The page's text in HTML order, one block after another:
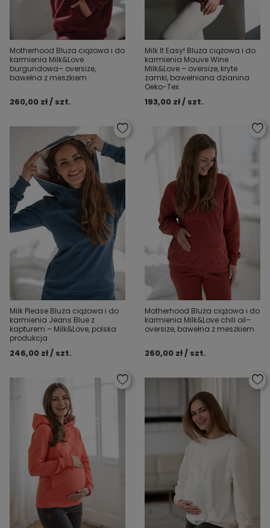
Motherhood Bluza ciążowa i do
karmienia Milk&Love
burgundowa– oversize,
bawełna z meszkiem
260,00 zł / szt.
Milk It Easy! Bluza ciążowa i do
karmienia Mauve Wine
Milk&Love – oversize, kryte
zamki, bawełniana dzianina
Oeko-Tex
193,00 zł / szt.
Milk Please Bluza ciążowa i do
karmienia Jeans Blue z
kapturem – Milk&Love, polska
produkcja
246,00 zł / szt.
Motherhood Bluza ciążowa i do
karmienia Milk&Love chili oil–
oversize, bawełna z meszkiem
260,00 zł / szt.